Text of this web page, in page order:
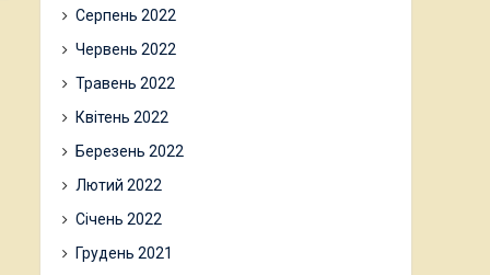
Серпень 2022
Червень 2022
Травень 2022
Квітень 2022
Березень 2022
Лютий 2022
Січень 2022
Грудень 2021